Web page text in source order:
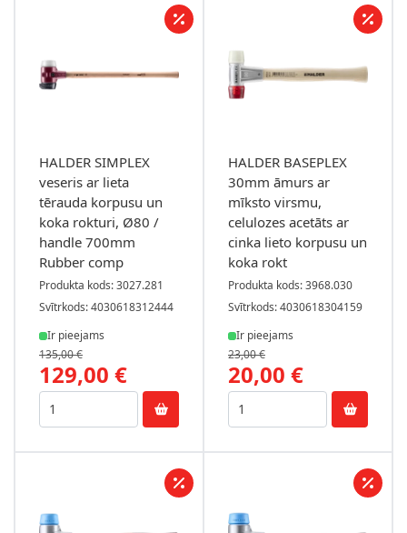
HALDER SIMPLEX
veseris ar lieta
tērauda korpusu un
koka rokturi, Ø80 /
handle 700mm
Rubber comp
Produkta kods: 3027.281
Svītrkods: 4030618312444
Ir pieejams
129,00 €
135,00 €
HALDER BASEPLEX
30mm āmurs ar
mīksto virsmu,
celulozes acetāts ar
cinka lieto korpusu un
koka rokt
Produkta kods: 3968.030
Svītrkods: 4030618304159
Ir pieejams
20,00 €
23,00 €